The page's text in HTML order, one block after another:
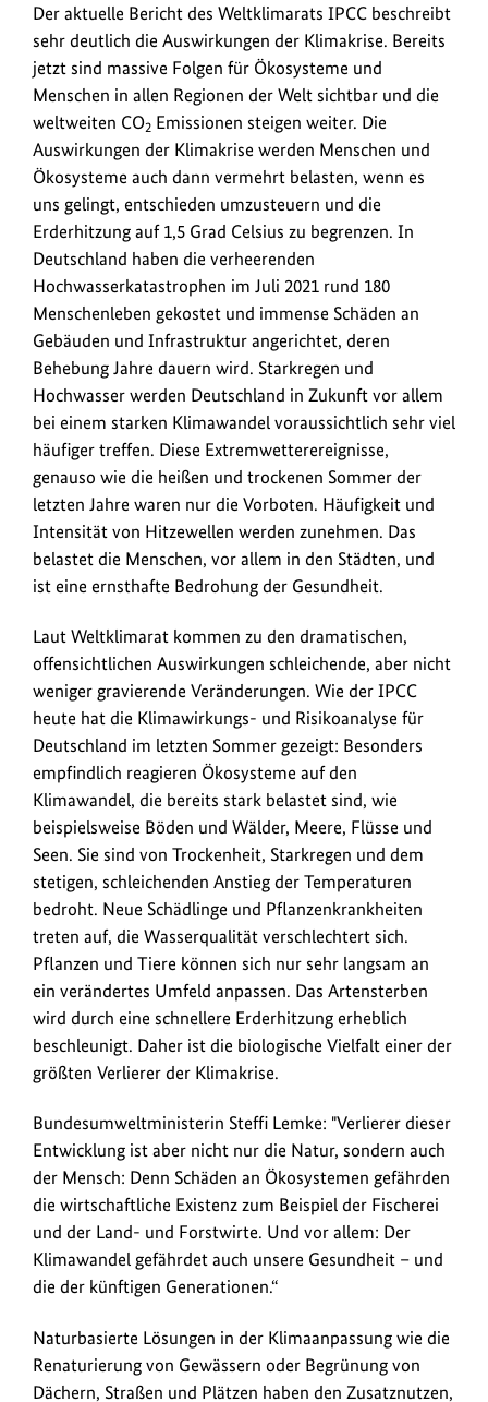
Der aktuelle Bericht des Weltklimarats IPCC beschreibt
sehr deutlich die Auswirkungen der Klimakrise. Bereits
jetzt sind massive Folgen für Ökosysteme und
Menschen in allen Regionen der Welt sichtbar und die
weltweiten CO2 Emissionen steigen weiter. Die
Auswirkungen der Klimakrise werden Menschen und
Ökosysteme auch dann vermehrt belasten, wenn es
uns gelingt, entschieden umzusteuern und die
Erderhitzung auf 1,5 Grad Celsius zu begrenzen. In
Deutschland haben die verheerenden
Hochwasserkatastrophen im Juli 2021 rund 180
Menschenleben gekostet und immense Schäden an
Gebäuden und Infrastruktur angerichtet, deren
Behebung Jahre dauern wird. Starkregen und
Hochwasser werden Deutschland in Zukunft vor allem
bei einem starken Klimawandel voraussichtlich sehr viel
häufiger treffen. Diese Extremwetterereignisse,
genauso wie die heißen und trockenen Sommer der
letzten Jahre waren nur die Vorboten. Häufigkeit und
Intensität von Hitzewellen werden zunehmen. Das
belastet die Menschen, vor allem in den Städten, und
ist eine ernsthafte Bedrohung der Gesundheit.
Laut Weltklimarat kommen zu den dramatischen,
offensichtlichen Auswirkungen schleichende, aber nicht
weniger gravierende Veränderungen. Wie der IPCC
heute hat die Klimawirkungs- und Risikoanalyse für
Deutschland im letzten Sommer gezeigt: Besonders
empfindlich reagieren Ökosysteme auf den
Klimawandel, die bereits stark belastet sind, wie
beispielsweise Böden und Wälder, Meere, Flüsse und
Seen. Sie sind von Trockenheit, Starkregen und dem
stetigen, schleichenden Anstieg der Temperaturen
bedroht. Neue Schädlinge und Pflanzenkrankheiten
treten auf, die Wasserqualität verschlechtert sich.
Pflanzen und Tiere können sich nur sehr langsam an
ein verändertes Umfeld anpassen. Das Artensterben
wird durch eine schnellere Erderhitzung erheblich
beschleunigt. Daher ist die biologische Vielfalt einer der
größten Verlierer der Klimakrise.
Bundesumweltministerin Steffi Lemke: "Verlierer dieser
Entwicklung ist aber nicht nur die Natur, sondern auch
der Mensch: Denn Schäden an Ökosystemen gefährden
die wirtschaftliche Existenz zum Beispiel der Fischerei
und der Land- und Forstwirte. Und vor allem: Der
Klimawandel gefährdet auch unsere Gesundheit – und
die der künftigen Generationen.“
Naturbasierte Lösungen in der Klimaanpassung wie die
Renaturierung von Gewässern oder Begrünung von
Dächern, Straßen und Plätzen haben den Zusatznutzen,